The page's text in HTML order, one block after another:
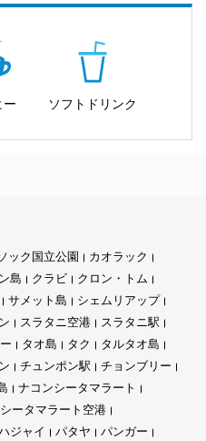
適な選択肢です。この会社は沿
ビスを運航しています。安全・
元の人や観光客の間で人気があ
しい会社ですが、 トラート
とってフェリー移動を簡単で
す。乗客がストレスや遅延な
。また、フレンドリーで信頼
力を入れています。将来的に
ェリーで知られる、タイ国内
ー ソフトドリンク
ック国立公園
カオラック
島 クラビ
クロン・トム
サメット島
シェムリアップ
スラタニ空港
スラタニ駅
タオ島 タク
タルタオ島
チュンポン駅
チョンブリー
ナコンシータマラート
ータマラート空港
ジャイ パタヤ
パンガー